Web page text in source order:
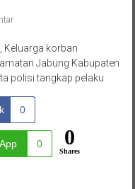
Keluarga korban
Jabung Kabupaten
polisi tangkap pelaku
0
0 0
Shares